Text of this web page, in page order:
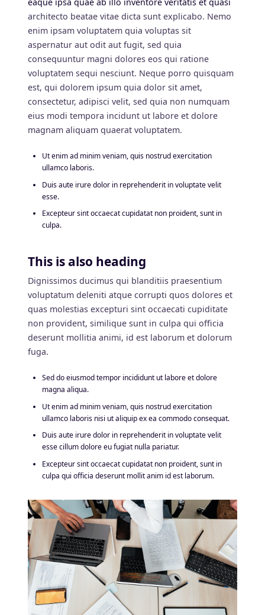
architecto beatae vitae dicta sunt explicabo. Nemo
enim ipsam voluptatem quia voluptas sit
aspernatur aut odit aut fugit, sed quia
consequuntur magni dolores eos qui ratione
voluptatem sequi nesciunt. Neque porro quisquam
est, qui dolorem ipsum quia dolor sit amet,
consectetur, adipisci velit, sed quia non numquam
eius modi tempora incidunt ut labore et dolore
magnam aliquam quaerat voluptatem.
Ut enim ad minim veniam, quis nostrud exercitation
ullamco laboris.
Duis aute irure dolor in reprehenderit in voluptate velit
esse.
Excepteur sint occaecat cupidatat non proident, sunt in
culpa.
This is also heading
Dignissimos ducimus qui blanditiis praesentium
voluptatum deleniti atque corrupti quos dolores et
quas molestias excepturi sint occaecati cupiditate
non provident, similique sunt in culpa qui officia
deserunt mollitia animi, id est laborum et dolorum
fuga.
Sed do eiusmod tempor incididunt ut labore et dolore
magna aliqua.
Ut enim ad minim veniam, quis nostrud exercitation
ullamco laboris nisi ut aliquip ex ea commodo consequat.
Duis aute irure dolor in reprehenderit in voluptate velit
esse cillum dolore eu fugiat nulla pariatur.
Excepteur sint occaecat cupidatat non proident, sunt in
culpa qui officia deserunt mollit anim id est laborum.